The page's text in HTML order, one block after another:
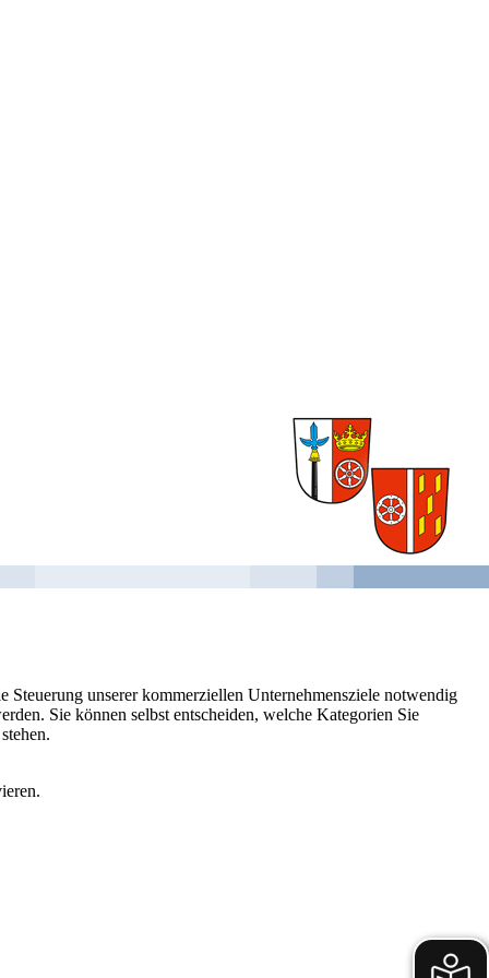
unserer kommerziellen Unternehmensziele notwendig
Sie können selbst entscheiden, welche Kategorien Sie